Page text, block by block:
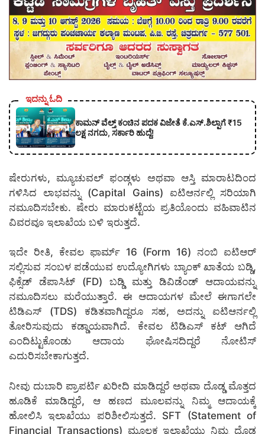
ಇದನ್ನು ಓದಿ
ಕಾಮನ್ ವೆಲ್ತ್ ಕಂಚಿನ ಪದಕ ವಿಜೇತೆ ಕೆ.ಎಸ್.ಶಿಲ್ಪಾಗೆ ₹15
ಲಕ್ಷ ನಗದು, ಸರ್ಕಾರಿ ಹುದ್ದೆ!
ಷೇರುಗಳು, ಮ್ಯೂಚುವಲ್ ಫಂಡ್ಗಳು ಅಥವಾ ಆಸ್ತಿ ಮಾರಾಟದಿಂದ
ಗಳಿಸಿದ ಲಾಭವನ್ನು (Capital Gains) ಐಟಿಆರ್ನಲ್ಲಿ ಸರಿಯಾಗಿ
ನಮೂದಿಸಬೇಕು. ಷೇರು ಮಾರುಕಟ್ಟೆಯ ಪ್ರತಿಯೊಂದು ವಹಿವಾಟಿನ
ವಿವರವೂ ಇಲಾಖೆಯ ಬಳಿ ಇರುತ್ತದೆ.
ಇದೇ ರೀತಿ, ಕೇವಲ ಫಾರ್ಮ್ 16 (Form 16) ನಂಬಿ ಐಟಿಆರ್
ಸಲ್ಲಿಸುವ ಸಂಬಳ ಪಡೆಯುವ ಉದ್ಯೋಗಿಗಳು ಬ್ಯಾಂಕ್ ಖಾತೆಯ ಬಡ್ಡಿ,
ಫಿಕ್ಸೆಡ್ ಡೆಪಾಸಿಟ್ (FD) ಬಡ್ಡಿ ಮತ್ತು ಡಿವಿಡೆಂಡ್ ಆದಾಯವನ್ನು
ನಮೂದಿಸಲು ಮರೆಯುತ್ತಾರೆ. ಈ ಆದಾಯಗಳ ಮೇಲೆ ಈಗಾಗಲೇ
ಟಿಡಿಎಸ್ (TDS) ಕಡಿತವಾಗಿದ್ದರೂ ಸಹ, ಅದನ್ನು ಐಟಿಆರ್ನಲ್ಲಿ
ತೋರಿಸುವುದು ಕಡ್ಡಾಯವಾಗಿದೆ. ಕೇವಲ ಟಿಡಿಎಸ್ ಕಟ್ ಆಗಿದೆ
ಎಂದಿಟ್ಟುಕೊಂಡು ಆದಾಯ ಘೋಷಿಸದಿದ್ದರೆ ನೋಟಿಸ್
ಎದುರಿಸಬೇಕಾಗುತ್ತದೆ.
ನೀವು ದುಬಾರಿ ಪ್ರಾಪರ್ಟಿ ಖರೀದಿ ಮಾಡಿದ್ದರೆ ಅಥವಾ ದೊಡ್ಡ ಮೊತ್ತದ
ಹೂಡಿಕೆ ಮಾಡಿದ್ದರೆ, ಆ ಹಣದ ಮೂಲವನ್ನು ನಿಮ್ಮ ಆದಾಯಕ್ಕೆ
ಹೋಲಿಸಿ ಇಲಾಖೆಯು ಪರಿಶೀಲಿಸುತ್ತದೆ. SFT (Statement of
Financial Transactions) ಮೂಲಕ ಇಲಾಖೆಯು ನಿಮ್ಮ ದೊಡ್ಡ